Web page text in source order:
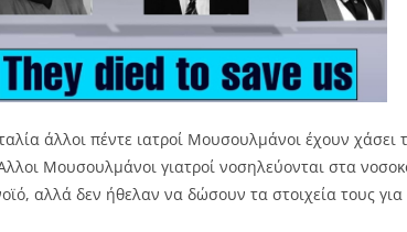
άλλοι πέντε ιατροί Μουσουλμάνοι έχουν
Μουσουλμάνοι γιατροί νοσηλεύονται στα
αλλά δεν ήθελαν να δώσουν τα στοιχεία τους για